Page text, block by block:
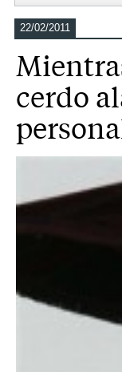
22/02/2011
cerdo